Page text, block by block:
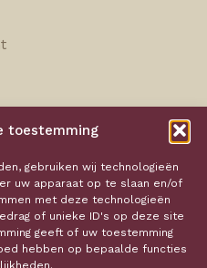
toestemming
gebruiken wij technologieën
uw apparaat op te slaan en/of
met deze technologieën
of unieke ID's op deze site
geeft of uw toestemming
hebben op bepaalde functies